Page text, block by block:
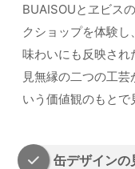
BUAISOUとヱビス
クショップを体験
味わいにも反映され
見無縁の二つの工
いう価値観のもとで
缶デザイン